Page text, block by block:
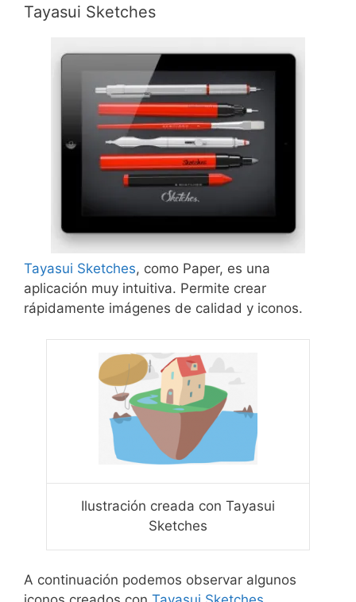
Tayasui Sketches
Tayasui Sketches, como Paper, es una
aplicación muy intuitiva. Permite crear
rápidamente imágenes de calidad y iconos.
Ilustración creada con Tayasui
Sketches
A continuación podemos observar algunos